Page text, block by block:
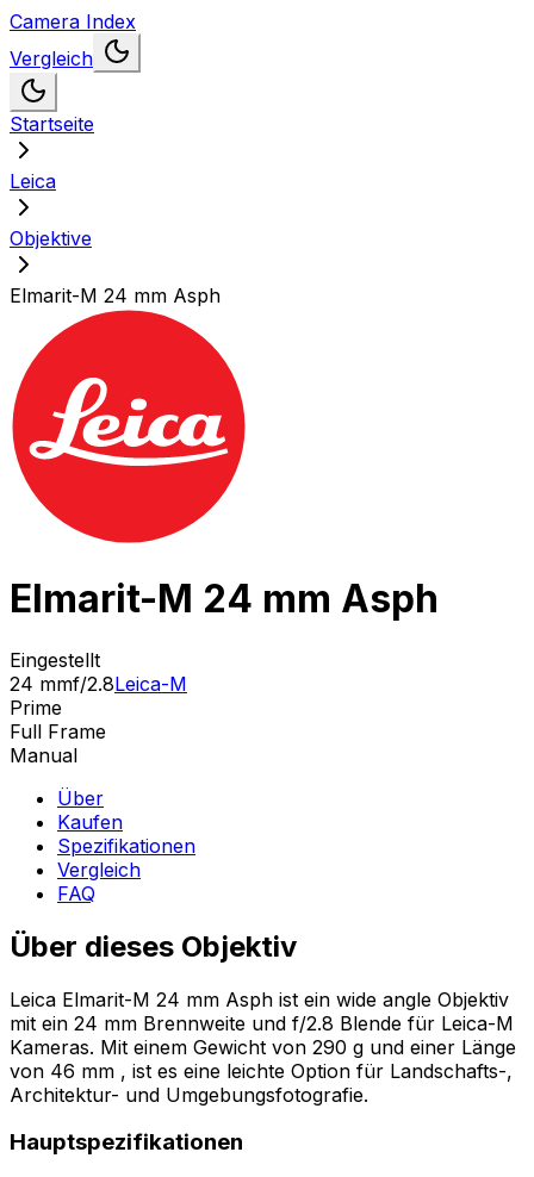
Camera Index
Vergleich
Startseite
Leica
Objektive
Elmarit-M 24 mm Asph
Elmarit-M 24 mm Asph
Eingestellt
24 mmf/2.8Leica-M
Prime
Full Frame
Manual
Über
Kaufen
Spezifikationen
Vergleich
FAQ
Über dieses Objektiv
Leica Elmarit-M 24 mm Asph ist ein wide angle Objektiv
mit ein 24 mm Brennweite und f/2.8 Blende für Leica-M
Kameras. Mit einem Gewicht von 290 g und einer Länge
von 46 mm , ist es eine leichte Option für Landschafts-,
Architektur- und Umgebungsfotografie.
Hauptspezifikationen